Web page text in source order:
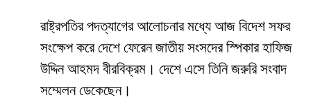
রাষ্ট্রপতির পদত্যাগের আলোচনার মধ্যে আজ বিদেশ সফর
সংক্ষেপ করে দেশে ফেরেন জাতীয় সংসদের স্পিকার হাফিজ
উদ্দিন আহমদ বীরবিক্রম। দেশে এসে তিনি জরুরি সংবাদ
সম্মেলন ডেকেছেন।